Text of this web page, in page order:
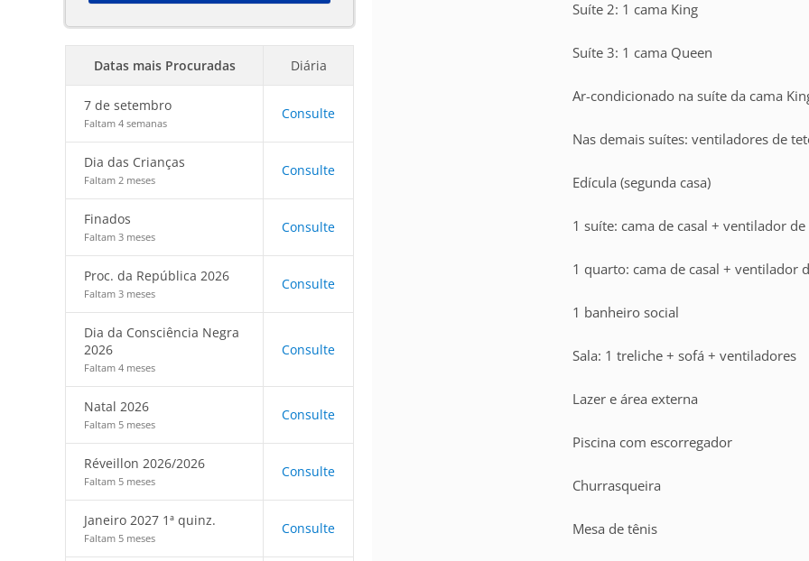
Datas mais Procuradas Diária
7 de setembro
Faltam 4 semanas
Consulte
Dia das Crianças
Faltam 2 meses
Consulte
Finados
Faltam 3 meses
Consulte
Proc. da República 2026
Faltam 3 meses
Consulte
Dia da Consciência Negra
2026
Faltam 4 meses
Consulte
Natal 2026
Faltam 5 meses
Consulte
Réveillon 2026/2026
Faltam 5 meses
Consulte
Janeiro 2027 1ª quinz.
Faltam 5 meses
Consulte
Suíte 2: 1 cama King
Suíte 3: 1 cama Queen
Ar-condicionado na suíte da cama
Nas demais suítes: ventiladores de
Edícula (segunda casa)
1 suíte: cama de casal + ventilador
1 quarto: cama de casal + ventilador
1 banheiro social
Sala: 1 treliche + sofá + ventiladores
Lazer e área externa
Piscina com escorregador
Churrasqueira
Mesa de tênis